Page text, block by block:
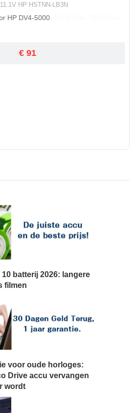
HP HSTNN-LB3N
HP DV4-5000
€ 91
batterij 2026: langere
filmen
voor oude horloges:
Drive accu vervangen
wordt